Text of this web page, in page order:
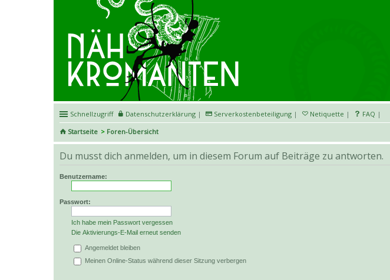
Schnellzugriff Datenschutzerklärung | Serverkostenbeteiligung | Netiquette | FAQ |
Startseite
Foren-Übersicht
Du musst dich anmelden, um in diesem Forum auf Beiträge zu antworten.
Benutzername:
Passwort:
Ich habe mein Passwort vergessen
Die Aktivierungs-E-Mail erneut senden
Angemeldet bleiben
Meinen Online-Status während dieser Sitzung verbergen